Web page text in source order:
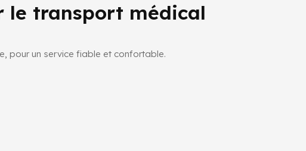
le transport médical
pour un service fiable et confortable.